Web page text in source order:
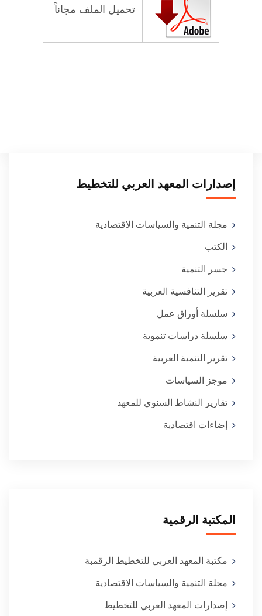
تحميل الملف مجاناً
إصدارات المعهد العربي للتخطيط
مجلة التنمية والسياسات الاقتصادية
الكتب
جسر التنمية
تقرير التنافسية العربية
سلسلة أوراق عمل
سلسلة دراسات تنموية
تقرير التنمية العربية
موجز السياسات
تقارير النشاط السنوي للمعهد
إضاءات اقتصادية
المكتبة الرقمية
مكتبة المعهد العربي للتخطيط الرقمبة
مجلة التنمية والسياسات الاقتصادية
إصدارات المعهد العربي للتخطيط